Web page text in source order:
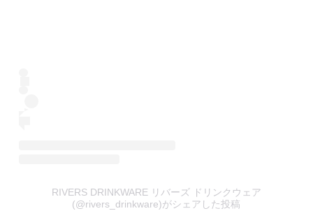
RIVERS DRINKWARE リバーズ ドリンクウェア
(@rivers_drinkware)がシェアした投稿